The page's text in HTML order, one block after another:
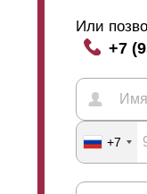
Или
+7
+7